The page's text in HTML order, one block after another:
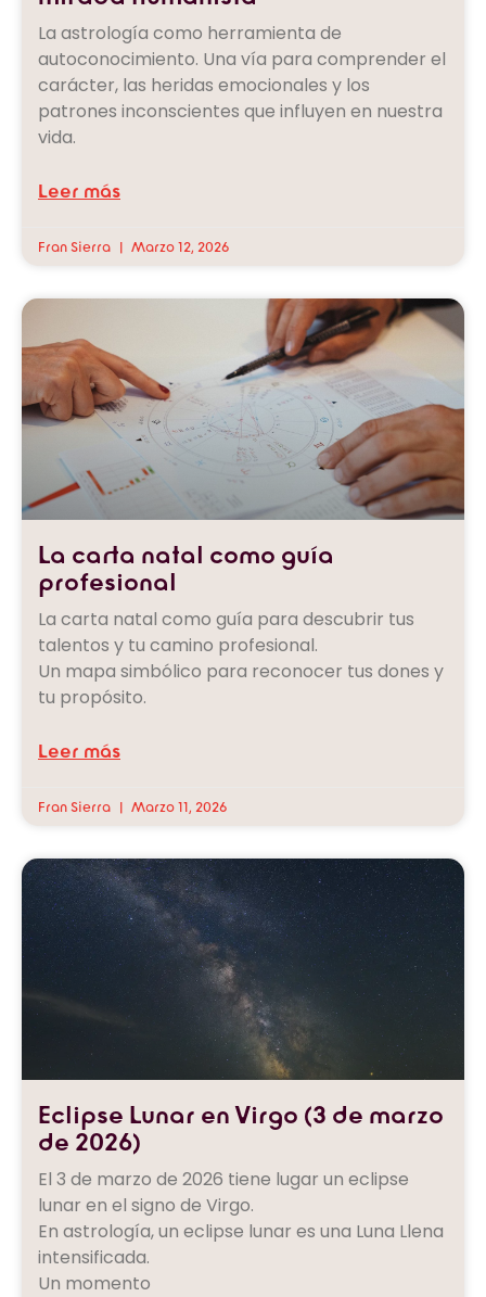
La astrología como herramienta de
autoconocimiento. Una vía para comprender el
carácter, las heridas emocionales y los
patrones inconscientes que influyen en nuestra
vida.
Leer más
Fran Sierra Marzo 12, 2026
La carta natal como guía
profesional
La carta natal como guía para descubrir tus
talentos y tu camino profesional.
Un mapa simbólico para reconocer tus dones y
tu propósito.
Leer más
Fran Sierra Marzo 11, 2026
Eclipse Lunar en Virgo (3 de marzo
de 2026)
El 3 de marzo de 2026 tiene lugar un eclipse
lunar en el signo de Virgo.
En astrología, un eclipse lunar es una Luna Llena
intensificada.
Un momento